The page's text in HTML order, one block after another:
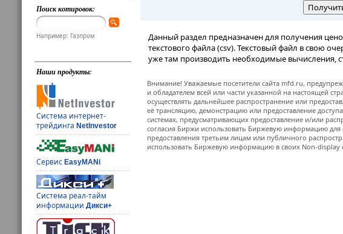
Поиск котировок:
Например: Газпром
Наши продукты:
Система интернет-
трейдингаNetInvestor
СервисEasyMANi
Система реал-тайм
информацииДикси+
Данный раздел предназначен для получения
текстового файла (csv). Текстовый файл в свою
уже там производить необходимые вычисления,
Внимание! Уважаемые посетители сайта mfd.ru,
и обладателем всей или части указанной на настоящей
осуществлять дальнейшее распространение или
её трансляцию, демонстрацию или предоставление
системах, предусматривающих предоставление и/или
согласия Биржи использовать Биржевую информацию
предоставления третьим лицам или публичного
использовать Биржевую информацию в своих Non-display